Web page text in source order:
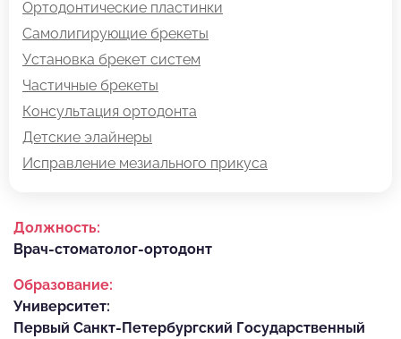
Ортодонтические пластинки
Самолигирующие брекеты
Установка брекет систем
Частичные брекеты
Консультация ортодонта
Детские элайнеры
Исправление мезиального прикуса
Должность:
Врач-стоматолог-ортодонт
Образование:
Университет:
Первый Санкт-Петербургский Государственный